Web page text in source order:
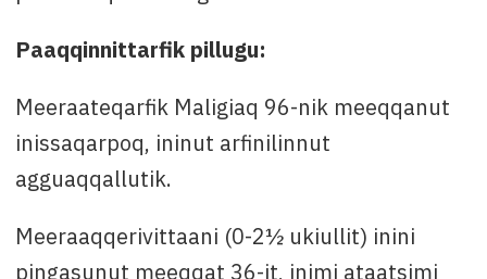
Paaqqinnittarfik pillugu:
Meeraateqarfik Maligiaq 96-nik meeqqanut
inissaqarpoq, ininut arfinilinnut
agguaqqallutik.
Meeraaqqerivittaani (0-2½ ukiullit) inini
pingasunut meeqqat 36-it, inimi ataatsimi